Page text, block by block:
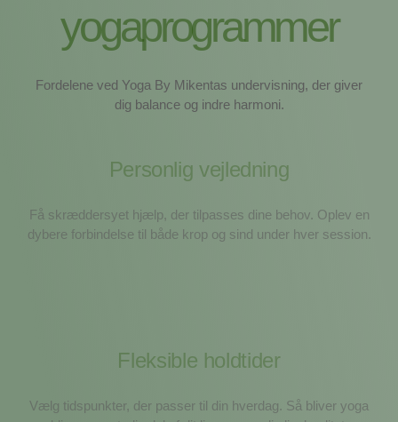
yogaprogrammer
Fordelene ved Yoga By Mikentas undervisning, der giver
dig balance og indre harmoni.
Personlig vejledning
Få skræddersyet hjælp, der tilpasses dine behov. Oplev en
dybere forbindelse til både krop og sind under hver session.
Fleksible holdtider
Vælg tidspunkter, der passer til din hverdag. Så bliver yoga